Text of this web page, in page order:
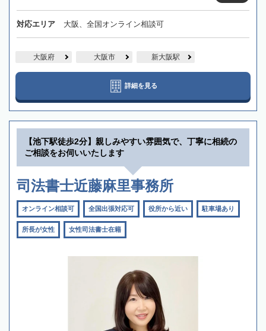
対応エリア 大阪、全国オンライン相談可
大阪府 大阪市 新大阪駅
詳細を見る
【池下駅徒歩2分】親しみやすい雰囲気で、丁寧に相続の
ご相談をお伺いいたします
司法書士近藤麻里事務所
オンライン相談可 全国出張対応可 役所から近い 駐車場あり
所長が女性 女性司法書士在籍